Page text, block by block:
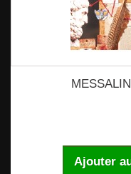
Ajouter